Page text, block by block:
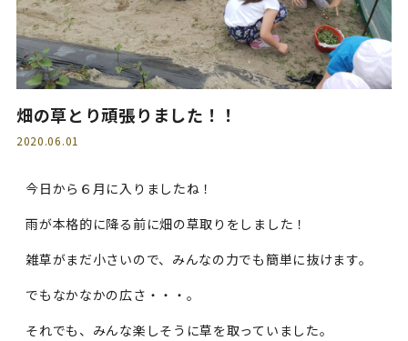
畑の草とり頑張りました！！
2020.06.01
今日から６月に入りましたね！
雨が本格的に降る前に畑の草取りをしました！
雑草がまだ小さいので、みんなの力でも簡単に抜けます。
でもなかなかの広さ・・・。
それでも、みんな楽しそうに草を取っていました。